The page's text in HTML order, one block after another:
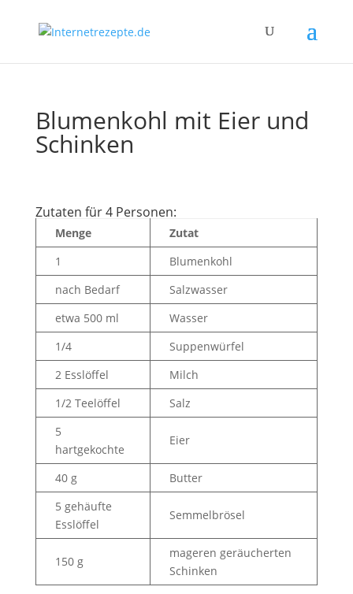
Blumenkohl mit Eier und
Schinken
Zutaten für 4 Personen:
Menge
Zutat
1
Blumenkohl
nach Bedarf
Salzwasser
etwa 500 ml
Wasser
1/4
Suppenwürfel
2 Esslöffel
Milch
1/2 Teelöffel
Salz
5
hartgekochte
Eier
40 g
Butter
5 gehäufte
Esslöffel
Semmelbrösel
150 g
mageren geräucherten
Schinken